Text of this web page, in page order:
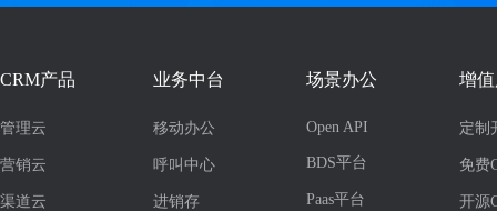
CRM产品
管理云
营销云
渠道云
业务中台
移动办公
呼叫中心
进销存
场景办公
Open API
BDS平台
Paas平台
增
定制
免费
开源